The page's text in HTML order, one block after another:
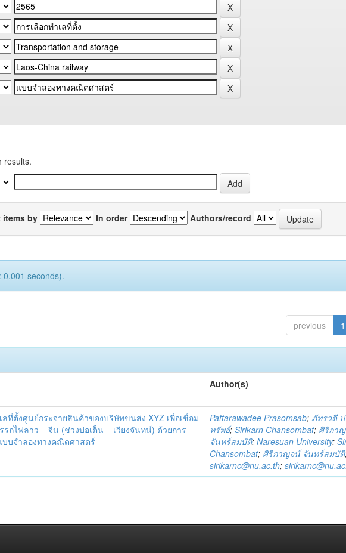
results.
items by In order Authors/record
0.001 seconds).
previous 1
Author(s)
ลที่ตั้งศูนย์กระจายสินค้าของบริษัทขนส่ง XYZ เพื่อเชื่อม
รถไฟลาว – จีน (ช่วงบ่อเต็น – เวียงจันทน์) ด้วยการ
บบจำลองทางคณิตศาสตร์
Pattarawadee Prasomsab; ภัทรวดี
ทรัพย์;Sirikarn Chansombat; ศิริกา
จันทร์สมบัติ;Naresuan University;
Chansombat; ศิริกาญจน์ จันทร์สมบัติ
sirikarnc@nu.ac.th;